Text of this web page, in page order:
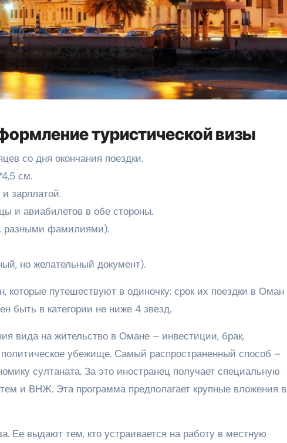
туристической визы
со дня окончания поездки.
см.
зарплатой.
и авиабилетов в обе стороны.
разными фамилиями).
но желательный документ).
путешествуют в одиночку: срок их поездки в Оман
быть в категории не ниже 4 звезд.
вида на жительство в Омане – инвестиции, брак,
убежище. Самый распространенный способ –
султаната. За это иностранец получает специальную
и ВНЖ. Эта программа предполагает крупные вложения в
Ее выдают тем, кто устраивается на работу в местную